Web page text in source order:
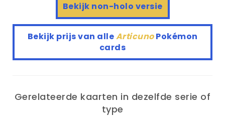
Bekijk non-holo versie
Bekijk prijs van alleArticunoPokémon
cards
Gerelateerde kaarten in dezelfde serie of
type